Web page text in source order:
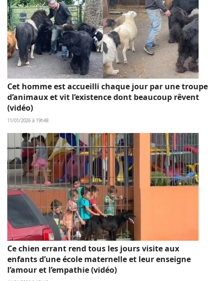
Cet homme est accueilli chaque jour par une troupe
d’animaux et vit l’existence dont beaucoup rêvent
(vidéo)
11/01/2026 à 19h48
Ce chien errant rend tous les jours visite aux
enfants d’une école maternelle et leur enseigne
l’amour et l’empathie (vidéo)